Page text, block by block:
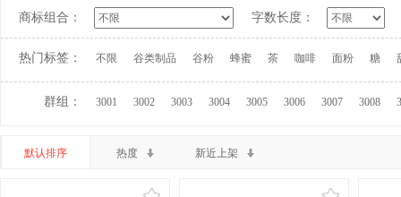
商标组合： 字数长度：
热门标签： 不限 谷类制品 谷粉 蜂蜜 茶 咖啡 面粉 糖
群组： 3001 3002 3003 3004 3005 3006 3007 3008
默认排序 热度 新近上架